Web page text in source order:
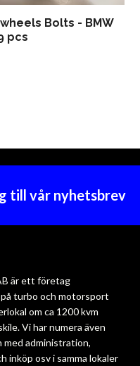
Bolts - BMW
pcs
till vår nyhetsbrev
är ett företag
turbo och motorsport
om ca 1200 kvm
Vi har numera även
administration,
inköp osv i samma lokaler